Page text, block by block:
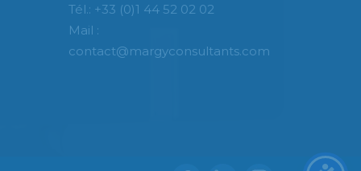
Tél.: +33 (0)1 44 52 02 02
Mail :
contact@margyconsultants.com